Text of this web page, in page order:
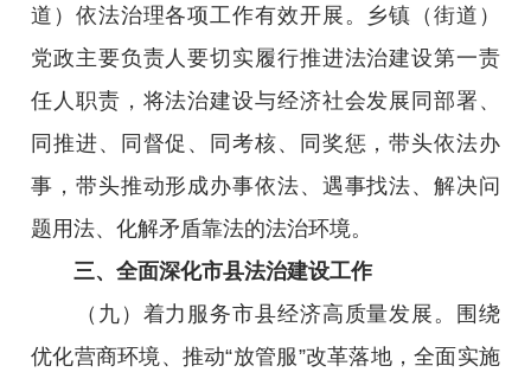
道）依法治理各项工作有效开展。乡镇（街道）
党政主要负责人要切实履行推进法治建设第一责
任人职责，将法治建设与经济社会发展同部署、
同推进、同督促、同考核、同奖惩，带头依法办
事，带头推动形成办事依法、遇事找法、解决问
题用法、化解矛盾靠法的法治环境。
三、全面深化市县法治建设工作
（九）着力服务市县经济高质量发展。围绕
优化营商环境、推动“放管服”改革落地，全面实施